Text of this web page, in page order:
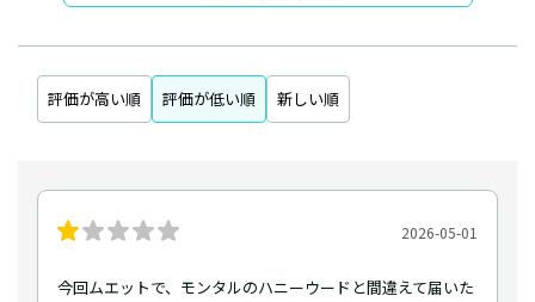
評価が高い順 評価が低い順 新しい順
2026-05-01
今回ムエットで、モンタルのハニーウードと間違えて届いた